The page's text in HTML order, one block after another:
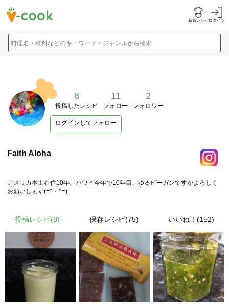
新着レシピログイン
料理名・材料などのキーワード・ジャンルから検索
8
投稿したレシピ
11
フォロー
2
フォロワー
ログインしてフォロー
Faith Aloha
アメリカ本土在住10年、ハワイ今年で10年目、ゆるビーガンですがよろしく
お願いします(=^・^=)
投稿レシピ(8) 保存レシピ(75) いいね！(152)